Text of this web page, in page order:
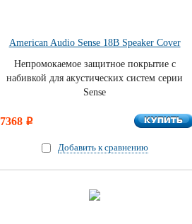
American Audio Sense 18B Speaker Cover
Непромокаемое защитное покрытие с
набивкой для акустических систем серии
Sense
7368 i КУПИТЬ
КУПИТЬ
Добавить к сравнению